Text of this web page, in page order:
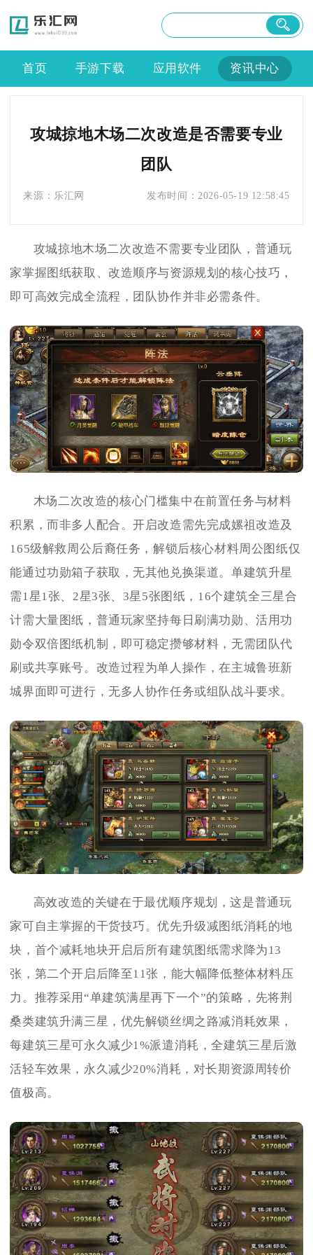
首页 手游下载 应用软件 资讯中心
攻城掠地木场二次改造是否需要专业
团队
来源： 乐汇网 发布时间： 2026-05-19 12:58:45
攻城掠地木场二次改造不需要专业团队，普通玩
家掌握图纸获取、改造顺序与资源规划的核心技巧，
即可高效完成全流程，团队协作并非必需条件。
木场二次改造的核心门槛集中在前置任务与材料
积累，而非多人配合。开启改造需先完成嫘祖改造及
165级解救周公后裔任务，解锁后核心材料周公图纸仅
能通过功勋箱子获取，无其他兑换渠道。单建筑升星
需1星1张、2星3张、3星5张图纸，16个建筑全三星合
计需大量图纸，普通玩家坚持每日刷满功勋、活用功
勋令双倍图纸机制，即可稳定攒够材料，无需团队代
刷或共享账号。改造过程为单人操作，在主城鲁班新
城界面即可进行，无多人协作任务或组队战斗要求。
高效改造的关键在于最优顺序规划，这是普通玩
家可自主掌握的干货技巧。优先升级减图纸消耗的地
块，首个减耗地块开启后所有建筑图纸需求降为13
张，第二个开启后降至11张，能大幅降低整体材料压
力。推荐采用“单建筑满星再下一个”的策略，先将荆
桑类建筑升满三星，优先解锁丝绸之路减消耗效果，
每建筑三星可永久减少1%派遣消耗，全建筑三星后激
活轻车效果，永久减少20%消耗，对长期资源周转价
值极高。